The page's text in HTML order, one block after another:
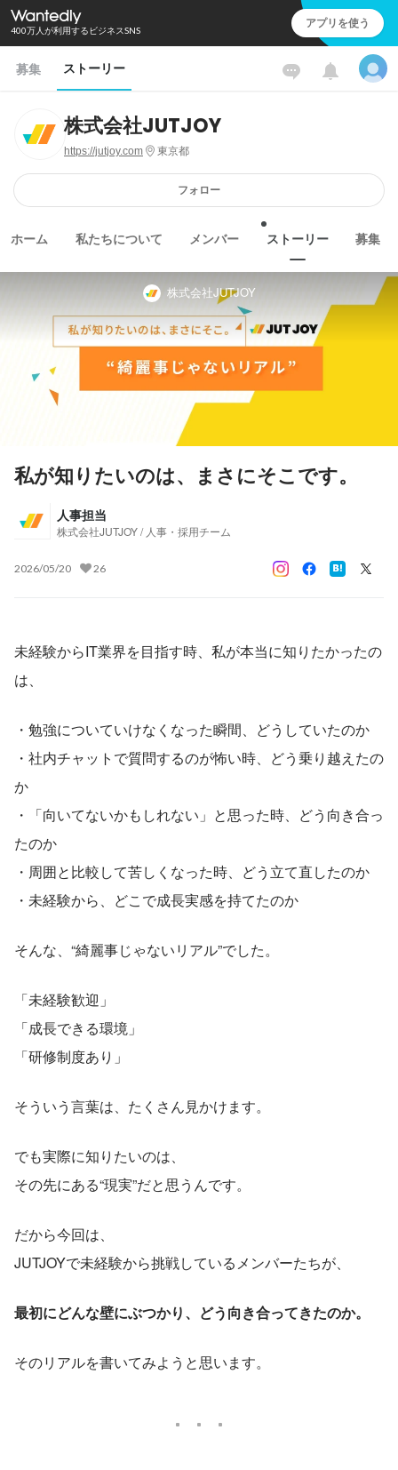
400万人が利用するビジネスSNS アプリを使う
募集 ストーリー
株式会社JUTJOY
https://jutjoy.com 東京都
フォロー
ホーム 私たちについて メンバー ストーリー 募集
株式会社JUTJOY
私が知りたいのは、まさにそこです。
人事担当
株式会社JUTJOY / 人事・採用チーム
2026/05/20 26
未経験からIT業界を目指す時、私が本当に知りたかったの
は、
・勉強についていけなくなった瞬間、どうしていたのか
・社内チャットで質問するのが怖い時、どう乗り越えたの
か
・「向いてないかもしれない」と思った時、どう向き合っ
たのか
・周囲と比較して苦しくなった時、どう立て直したのか
・未経験から、どこで成長実感を持てたのか
そんな、“綺麗事じゃないリアル”でした。
「未経験歓迎」
「成長できる環境」
「研修制度あり」
そういう言葉は、たくさん見かけます。
でも実際に知りたいのは、
その先にある“現実”だと思うんです。
だから今回は、
JUTJOYで未経験から挑戦しているメンバーたちが、
最初にどんな壁にぶつかり、どう向き合ってきたのか。
そのリアルを書いてみようと思います。